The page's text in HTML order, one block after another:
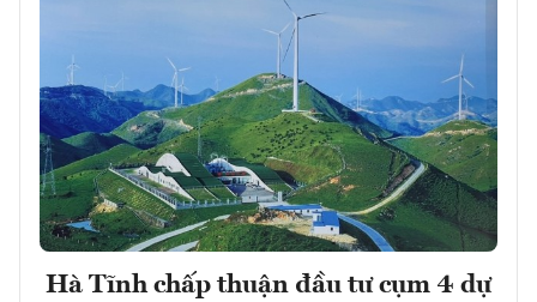
Hà Tĩnh chấp thuận đầu tư cụm 4 dự